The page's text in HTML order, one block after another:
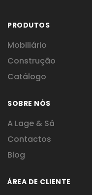
PRODUTOS
Mobiliário
Construção
Catálogo
SOBRE NÓS
A Lage & Sá
Contactos
Blog
ÁREA DE CLIENTE